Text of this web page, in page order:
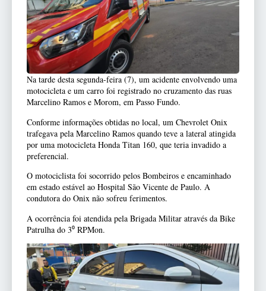
Na tarde desta segunda-feira (7), um acidente envolvendo uma
motocicleta e um carro foi registrado no cruzamento das ruas
Marcelino Ramos e Morom, em Passo Fundo.
Conforme informações obtidas no local, um Chevrolet Onix
trafegava pela Marcelino Ramos quando teve a lateral atingida
por uma motocicleta Honda Titan 160, que teria invadido a
preferencial.
O motociclista foi socorrido pelos Bombeiros e encaminhado
em estado estável ao Hospital São Vicente de Paulo. A
condutora do Onix não sofreu ferimentos.
A ocorrência foi atendida pela Brigada Militar através da Bike
Patrulha do 3⁰ RPMon.